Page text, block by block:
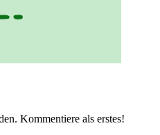
Kommentiere als erstes!